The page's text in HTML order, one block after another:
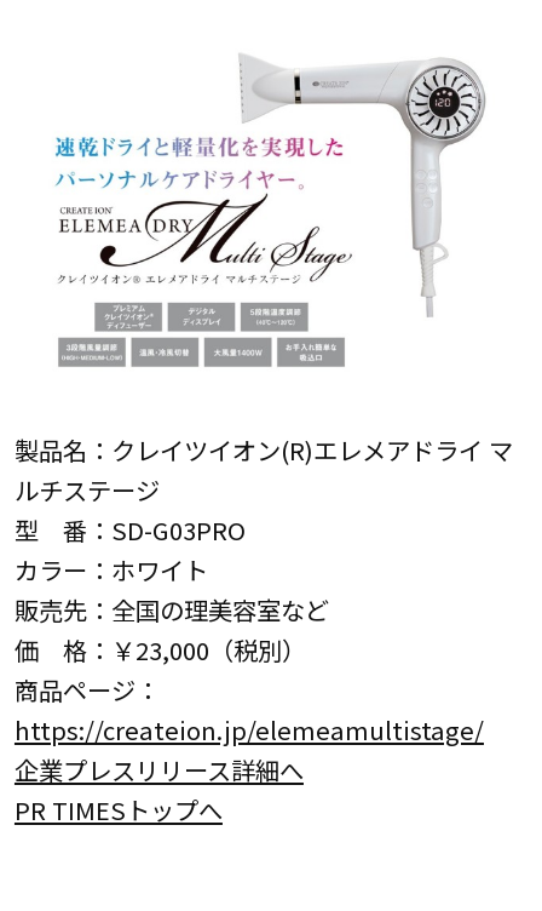
製品名：クレイツイオン(R)エレメアドライ マ
ルチステージ
型 番：SD-G03PRO
カラー：ホワイト
販売先：全国の理美容室など
価 格：￥23,000（税別）
商品ページ：
https://createion.jp/elemeamultistage/
企業プレスリリース詳細へ
PR TIMESトップへ